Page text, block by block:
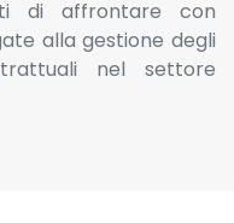
di affrontare con
alla gestione degli
nel settore